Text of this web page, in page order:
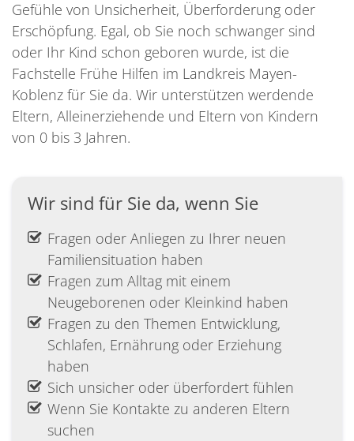
Gefühle von Unsicherheit, Überforderung oder
Erschöpfung. Egal, ob Sie noch schwanger sind
oder Ihr Kind schon geboren wurde, ist die
Fachstelle Frühe Hilfen im Landkreis Mayen-
Koblenz für Sie da. Wir unterstützen werdende
Eltern, Alleinerziehende und Eltern von Kindern
von 0 bis 3 Jahren.
Wir sind für Sie da, wenn Sie
Fragen oder Anliegen zu Ihrer neuen
Familiensituation haben
Fragen zum Alltag mit einem
Neugeborenen oder Kleinkind haben
Fragen zu den Themen Entwicklung,
Schlafen, Ernährung oder Erziehung
haben
Sich unsicher oder überfordert fühlen
Wenn Sie Kontakte zu anderen Eltern
suchen